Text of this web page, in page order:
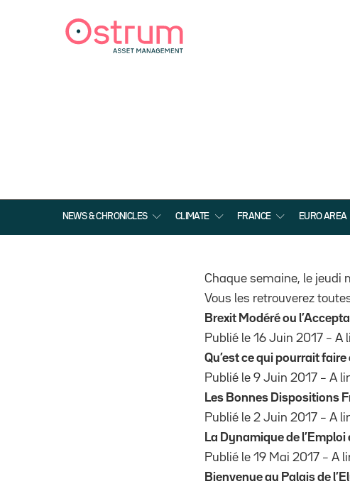
NEWS & CHRONICLES CLIMATE FRANCE EURO AREA
Chaque semaine, le jeudi
Vous les retrouverez
Brexit Modéré ou
Publié le 16 Juin 2017 – A
Qu’est ce qui pourrait
Publié le 9 Juin 2017 – A
Les Bonnes Dispositions
Publié le 2 Juin 2017 – A
La Dynamique de
Publié le 19 Mai 2017 – A
Bienvenue au Palais de